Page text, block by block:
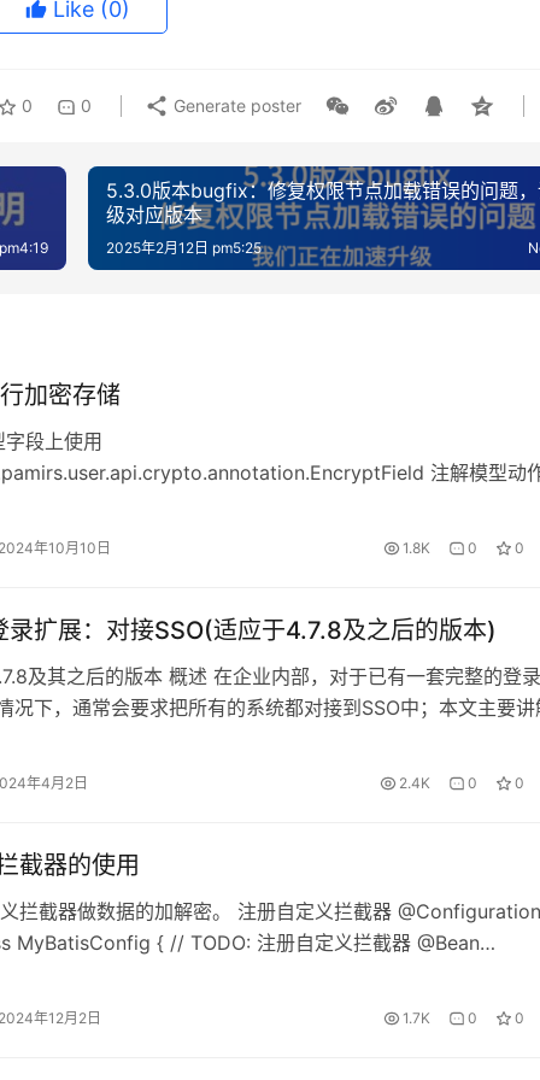
Like (0)
0 0 Generate poster
5.3.0版本bugfix：修复权限节点加载错误的问题
级对应版本
2025年2月12日 pm5:25
加密存储
段上使用
注解模型动
密的字段添加@EncryptField注解
= "top.Student"; @Field(displayName = "
private String studentName;
private Long studentId; @Field(displayName
@Field.String @EncryptField private String studentCard; }
managed = true)//默认取的是方法名
@Function(name = FunctionConstants.create)//
名 @Function.fun(FunctionConstants.create)//默认取的是
public Student create(Student data) { String
= data.getStudentCard(); if (studentCard != null) { //自定
}
年10月10日 1.8K 0 0
扩展：对接SSO(适应于4.7.8及之后的版本)
及其之后的版本 概述 在企业内部，对于已有一套完整的登
况下，通常会要求把所有的系统都对接到SSO中；本文主要讲
，可参考示例说明：
服务端验证token的有效性； 3）【可选】根据token去服务
；如果token可以直接反解析出用户信息，则该步骤忽略； 4）
实际情况用户信息是否进行DB的存储； 5）【必须】验证
Session和Cookie（即token换cookie）； 注意超时时间需要
import com.alibaba.fastjson.JSON;
年4月2日 2.4K 0 0
截器的使用
拦截器做数据的加解密。 注册自定义拦截器 @Configuration
MyBatisConfig { // TODO: 注册自定义拦截器 @Bean
} } 使用mybatis拦截器拦截查询。
年12月2日 1.7K 0 0